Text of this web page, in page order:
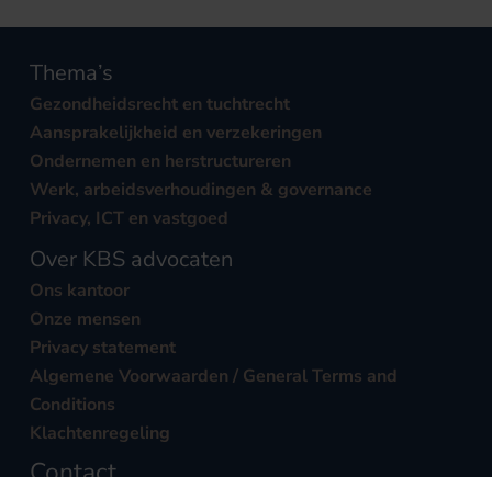
Thema’s
Gezondheidsrecht en tuchtrecht
Aansprakelijkheid en verzekeringen
Ondernemen en herstructureren
Werk, arbeidsverhoudingen & governance
Privacy, ICT en vastgoed
Over KBS advocaten
Ons kantoor
Onze mensen
Privacy statement
Algemene Voorwaarden / General Terms and
Conditions
Klachtenregeling